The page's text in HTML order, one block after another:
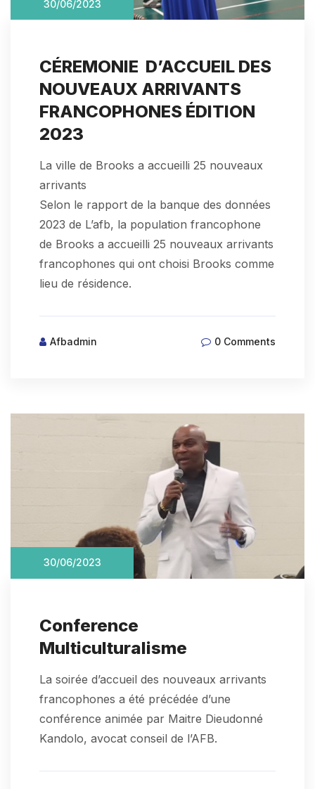
30/06/2023
CÉREMONIE D’ACCUEIL DES
NOUVEAUX ARRIVANTS
FRANCOPHONES ÉDITION
2023
La ville de Brooks a accueilli 25 nouveaux
arrivants
Selon le rapport de la banque des données
2023 de L’afb, la population francophone
de Brooks a accueilli 25 nouveaux arrivants
francophones qui ont choisi Brooks comme
lieu de résidence.
Afbadmin 0 Comments
30/06/2023
Conference
Multiculturalisme
La soirée d’accueil des nouveaux arrivants
francophones a été précédée d’une
conférence animée par Maitre Dieudonné
Kandolo, avocat conseil de l’AFB.